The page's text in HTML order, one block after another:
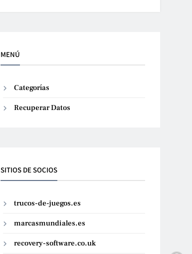
MENÚ
Categorías
Recuperar Datos
SITIOS DE SOCIOS
trucos-de-juegos.es
marcasmundiales.es
recovery-software.co.uk